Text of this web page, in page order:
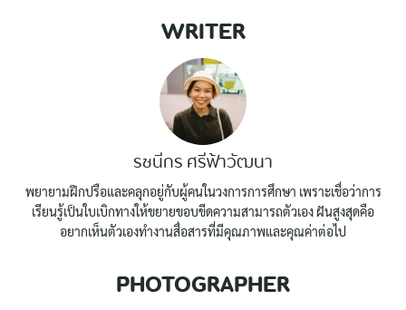
WRITER
รชนีกร ศรีฟ้าวัฒนา
พยายามฝึกปรือและคลุกอยู่กับผู้คนในวงการการศึกษา เพราะเชื่อว่าการ
เรียนรู้เป็นใบเบิกทางให้ขยายขอบขีดความสามารถตัวเอง ฝันสูงสุดคือ
อยากเห็นตัวเองทำงานสื่อสารที่มีคุณภาพและคุณค่าต่อไป
PHOTOGRAPHER